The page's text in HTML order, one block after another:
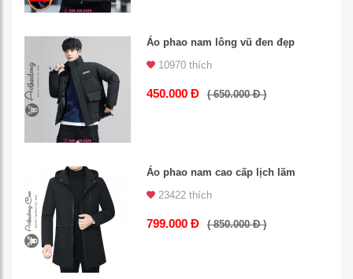
Áo phao nam lông vũ đen đẹp
10970 thích
450.000 Đ ( 650.000 Đ )
Áo phao nam cao cấp lịch lãm
23422 thích
799.000 Đ ( 850.000 Đ )